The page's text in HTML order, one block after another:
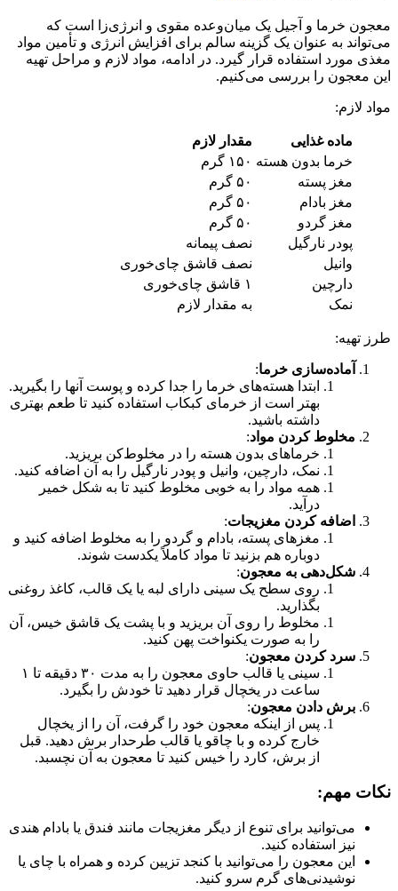
معجون خرما و آجیل یک میان‌وعده مقوی و انرژی‌زا است که
می‌تواند به عنوان یک گزینه سالم برای افزایش انرژی و تأمین مواد
مغذی مورد استفاده قرار گیرد. در ادامه، مواد لازم و مراحل تهیه
این معجون را بررسی می‌کنیم.
مواد لازم:
ماده غذایی
مقدار لازم
خرما بدون هسته ۱۵۰ گرم
مغز پسته
۵۰ گرم
مغز بادام
۵۰ گرم
مغز گردو
۵۰ گرم
پودر نارگیل
نصف پیمانه
وانیل
نصف قاشق چای‌خوری
دارچین
۱ قاشق چای‌خوری
نمک
به مقدار لازم
طرز تهیه:
آماده‌سازی خرما:
ابتدا هسته‌های خرما را جدا کرده و پوست آنها را بگیرید.
بهتر است از خرمای کبکاب استفاده کنید تا طعم بهتری
داشته باشید.
مخلوط کردن مواد:
خرماهای بدون هسته را در مخلوط‌کن بریزید.
نمک، دارچین، وانیل و پودر نارگیل را به آن اضافه کنید.
همه مواد را به خوبی مخلوط کنید تا به شکل خمیر
درآید.
اضافه کردن مغزیجات:
مغزهای پسته، بادام و گردو را به مخلوط اضافه کنید و
دوباره هم بزنید تا مواد کاملاً یکدست شوند.
شکل‌دهی به معجون:
روی سطح یک سینی دارای لبه یا یک قالب، کاغذ روغنی
بگذارید.
مخلوط را روی آن بریزید و با پشت یک قاشق خیس، آن
را به صورت یکنواخت پهن کنید.
سرد کردن معجون:
سینی یا قالب حاوی معجون را به مدت ۳۰ دقیقه تا ۱
ساعت در یخچال قرار دهید تا خودش را بگیرد.
برش دادن معجون:
پس از اینکه معجون خود را گرفت، آن را از یخچال
خارج کرده و با چاقو یا قالب طرحدار برش دهید. قبل
از برش، کارد را خیس کنید تا معجون به آن نچسبد.
نکات مهم:
می‌توانید برای تنوع از دیگر مغزیجات مانند فندق یا بادام هندی
نیز استفاده کنید.
این معجون را می‌توانید با کنجد تزیین کرده و همراه با چای یا
نوشیدنی‌های گرم سرو کنید.